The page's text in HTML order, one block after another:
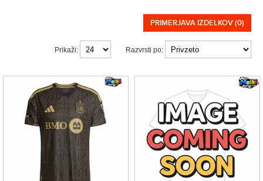
PRIMERJAVA IZDELKOV (0)
Razvrsti po:
Prikaži: